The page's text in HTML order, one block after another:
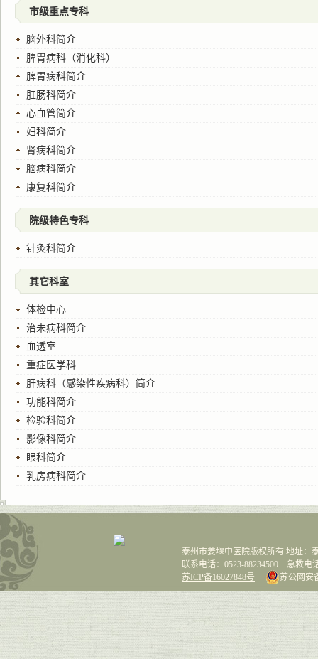
市级重点专科
脑外科简介
脾胃病科（消化科）
脾胃病科简介
肛肠科简介
心血管简介
妇科简介
肾病科简介
脑病科简介
康复科简介
院级特色专科
针灸科简介
其它科室
体检中心
治未病科简介
血透室
重症医学科
肝病科（感染性疾病科）简介
功能科简介
检验科简介
影像科简介
眼科简介
乳房病科简介
泰州市姜堰中医院版权所有 地址
联系电话：0523-88234500 急救电
苏ICP备16027848号
苏公网安